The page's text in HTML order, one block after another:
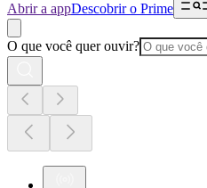
Abrir a appDescobrir o Prime
O que você quer ouvir?